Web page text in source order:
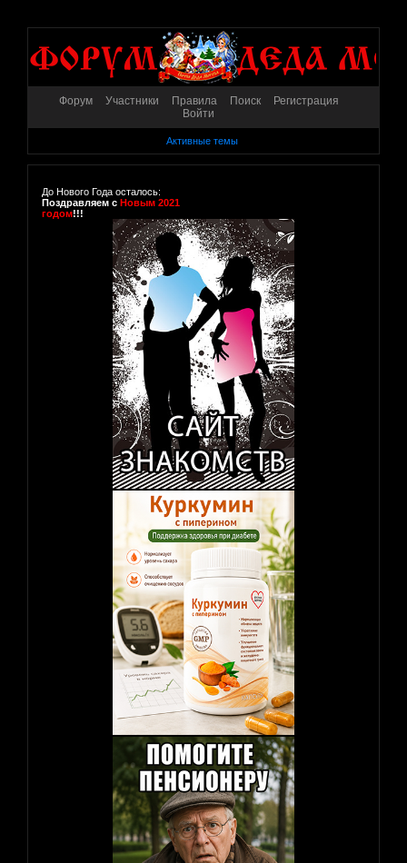
Форум Участники Правила Поиск
Регистрация
Войти
Активные темы
До Нового Года осталось:
Поздравляем с Новым 2021
годом!!!